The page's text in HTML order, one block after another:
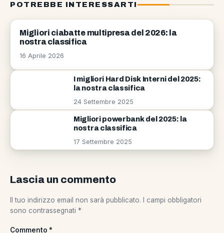
POTREBBE INTERESSARTI
COMPUTER E TABLET
Migliori ciabatte multipresa del 2026: la
nostra classifica
16 Aprile 2026
I migliori Hard Disk Interni del 2025:
la nostra classifica
24 Settembre 2025
Migliori powerbank del 2025: la
nostra classifica
17 Settembre 2025
Lascia un commento
Il tuo indirizzo email non sarà pubblicato.
I campi obbligatori
sono contrassegnati *
Commento *